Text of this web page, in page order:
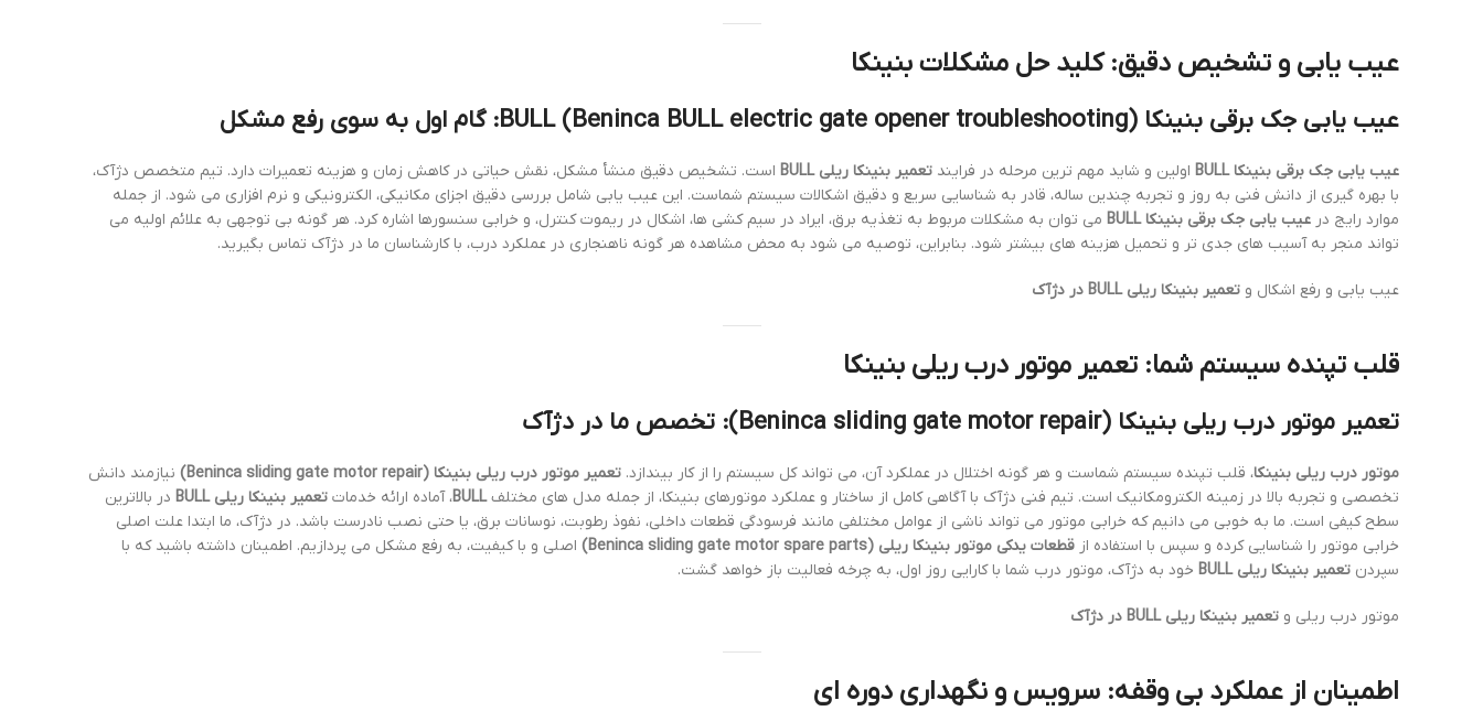
عیب یابی و تشخیص دقیق: کلید حل مشکلات بنینکا
عیب یابی جک برقی بنینکا BULL (Beninca BULL electric gate opener troubleshooting): گام اول به سوی رفع مشکل
عیب یابی جک برقی بنینکا BULL اولین و شاید مهم ترین مرحله در فرایند تعمیر بنینکا ریلی BULL
است. تشخیص دقیق منشأ مشکل، نقش حیاتی در کاهش زمان و هزینه تعمیرات دارد. تیم متخصص دژآک،
با بهره گیری از دانش فنی به روز و تجربه چندین ساله، قادر به شناسایی سریع و دقیق اشکالات سیستم شماست. این عیب یابی شامل بررسی دقیق اجزای مکانیکی، الکترونیکی و نرم افزاری می شود. از جمله
موارد رایج در عیب یابی جک برقی بنینکا BULL
می توان به مشکلات مربوط به تغذیه برق، ایراد در سیم کشی ها، اشکال در ریموت کنترل، و خرابی سنسورها اشاره کرد. هر گونه بی توجهی به علائم اولیه می
تواند منجر به آسیب های جدی تر و تحمیل هزینه های بیشتر شود. بنابراین، توصیه می شود به محض مشاهده هر گونه ناهنجاری در عملکرد درب، با کارشناسان ما در دژآک تماس بگیرید.
عیب یابی و رفع اشکال و تعمیر بنینکا ریلی BULL در دژآک
قلب تپنده سیستم شما: تعمیر موتور درب ریلی بنینکا
تعمیر موتور درب ریلی بنینکا (Beninca sliding gate motor repair): تخصص ما در دژآک
موتور درب ریلی بنینکا، قلب تپنده سیستم شماست و هر گونه اختلال در عملکرد آن، می تواند کل سیستم را از کار بیندازد. تعمیر موتور درب ریلی بنینکا (Beninca sliding gate motor repair)
نیازمند دانش
تخصصی و تجربه بالا در زمینه الکترومکانیک است. تیم فنی دژآک با آگاهی کامل از ساختار و عملکرد موتورهای بنینکا، از جمله مدل های مختلفBULL، آماده ارائه خدمات تعمیر بنینکا ریلی BULL
در بالاترین
سطح کیفی است. ما به خوبی می دانیم که خرابی موتور می تواند ناشی از عوامل مختلفی مانند فرسودگی قطعات داخلی، نفوذ رطوبت، نوسانات برق، یا حتی نصب نادرست باشد. در دژآک، ما ابتدا علت اصلی
خرابی موتور را شناسایی کرده و سپس با استفاده از قطعات یدکی موتور بنینکا ریلی (Beninca sliding gate motor spare parts)
اصلی و با کیفیت، به رفع مشکل می پردازیم. اطمینان داشته باشید که با
سپردن تعمیر بنینکا ریلی BULL خود به دژآک، موتور درب شما با کارایی روز اول، به چرخه فعالیت باز خواهد گشت.
موتور درب ریلی و تعمیر بنینکا ریلی BULL در دژآک
اطمینان از عملکرد بی وقفه: سرویس و نگهداری دوره ای